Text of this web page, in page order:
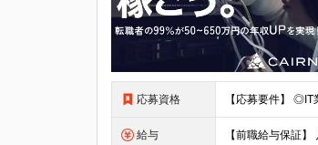
応募資格
給与